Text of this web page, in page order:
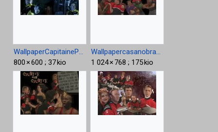
WallpaperCapitainePresswood.jpg
800 × 600 ; 37 kio
Wallpapercasanobrad1024.jpg
1 024 × 768 ; 175 kio